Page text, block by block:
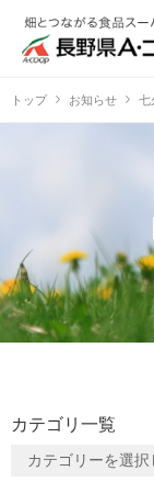
トップ お知らせ 七
カテゴリ一覧